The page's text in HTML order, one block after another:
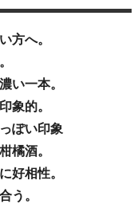
方へ。
い一本。
象的。
ぽい印象
橘酒。
好相性。
う。